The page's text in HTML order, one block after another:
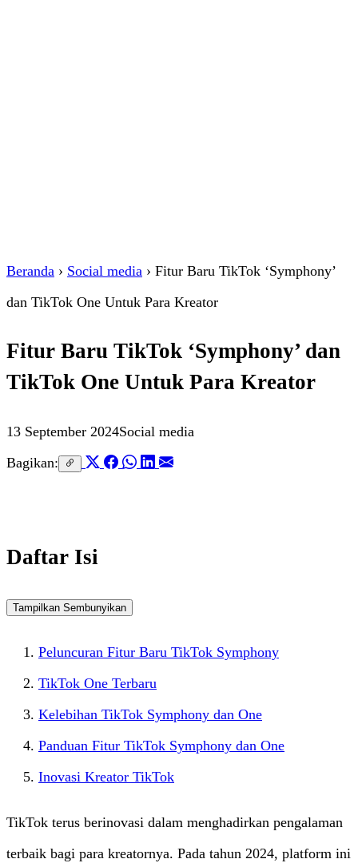
Beranda › Social media › Fitur Baru TikTok ‘Symphony’
dan TikTok One Untuk Para Kreator
Fitur Baru TikTok ‘Symphony’ dan
TikTok One Untuk Para Kreator
13 September 2024Social media
Bagikan:
Daftar Isi
Tampilkan Sembunyikan
Peluncuran Fitur Baru TikTok Symphony
TikTok One Terbaru
Kelebihan TikTok Symphony dan One
Panduan Fitur TikTok Symphony dan One
Inovasi Kreator TikTok
TikTok terus berinovasi dalam menghadirkan pengalaman
terbaik bagi para kreatornya. Pada tahun 2024, platform ini